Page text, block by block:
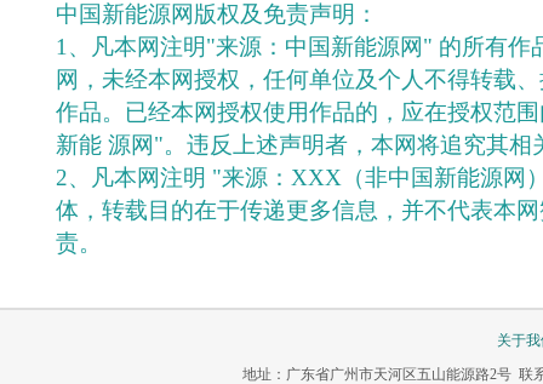
中国新能源网版权及免责声明：
1、凡本网注明"来源：中国新能源网" 的所有作
网，未经本网授权，任何单位及个人不得转载
作品。已经本网授权使用作品的，应在授权范
新能 源网"。违反上述声明者，本网将追究其相
2、凡本网注明 "来源：XXX（非中国新能源网
体，转载目的在于传递更多信息，并不代表本
责。
关于
地址：广东省广州市天河区五山能源路2号 联